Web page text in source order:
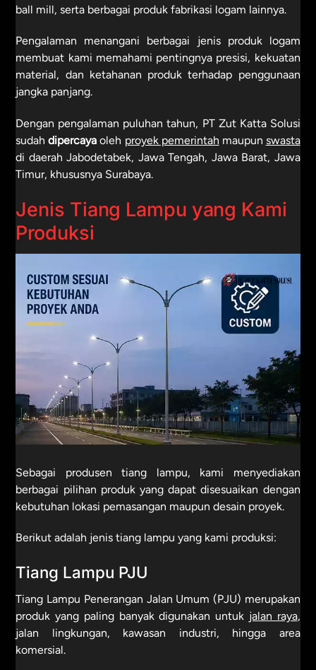
ball mill, serta berbagai produk fabrikasi logam lainnya.
Pengalaman menangani berbagai jenis produk logam
membuat kami memahami pentingnya presisi, kekuatan
material, dan ketahanan produk terhadap penggunaan
jangka panjang.
Dengan pengalaman puluhan tahun, PT Zut Katta Solusi
sudahdipercaya oleh proyek pemerintah maupun swasta
di daerah Jabodetabek, Jawa Tengah, Jawa Barat, Jawa
Timur, khususnya Surabaya.
Jenis Tiang Lampu yang Kami
Produksi
Sebagai produsen tiang lampu, kami menyediakan
berbagai pilihan produk yang dapat disesuaikan dengan
kebutuhan lokasi pemasangan maupun desain proyek.
Berikut adalah jenis tiang lampu yang kami produksi:
Tiang Lampu PJU
Tiang Lampu Penerangan Jalan Umum (PJU) merupakan
produk yang paling banyak digunakan untuk jalan raya,
jalan lingkungan, kawasan industri, hingga area
komersial.